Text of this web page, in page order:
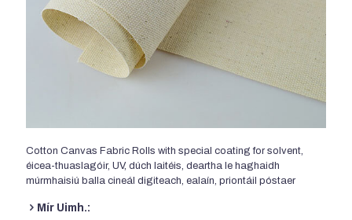
Cotton Canvas Fabric Rolls with special coating for solvent
éicea-thuaslagóir, UV, dúch laitéis, deartha le haghaidh
múrmhaisiú balla cineál digiteach, ealaín, priontáil póstaer
Mír Uimh.: